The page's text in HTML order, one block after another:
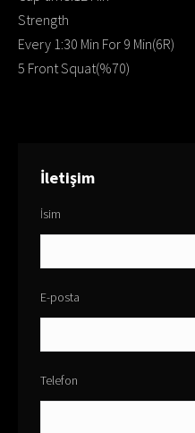
Strength
Every 1:30 Min For 9 Min(6R)
5 Front Squat(%70)
İletişim
İsim
E-posta
Telefon